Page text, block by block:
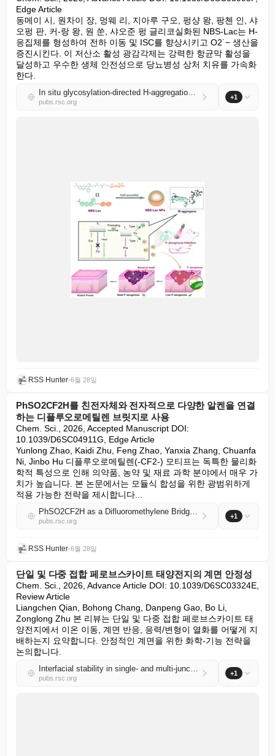
Edge Article
동메이 시, 원차이 장, 멍웨 리, 지아루 구오, 펑샹 왕, 팡첸 인, 샤
오펑 판, 커-랑 왕, 원 쑨, 샤오준 펑 글리코실화된 NBS-Lac는 H-
응집체를 형성하여 전하 이동 및 ISC를 향상시키고 O2˙− 생산을
증진시킨다. 이 저산소 활성 광감각제는 강력한 항균막 활성을
달성하고 우수한 생체 안전성으로 당뇨병성 상처 치유를 가속화
한다.
In situ glycosylation-directed H-aggregation of Type I photosensitizers for synergistic biofilm eradication and promoting diabetic wound healing
pubs.rsc.org
+1
RSS Hunter•6월 28일
PhSO2CF2H를 친전자체와 전자적으로 다양한 알켄을 연결
하는 디플루오로메틸렌 브릿지로 사용
Chem. Sci., 2026, Accepted Manuscript DOI:
10.1039/D6SC04911G, Edge Article
Yunlong Zhao, Kaidi Zhu, Feng Zhao, Yanxia Zhang, Chuanfa
Ni, Jinbo Hu 디플루오로메틸렌(-CF2-) 모티프는 독특한 물리화
학적 특성으로 인해 의약품, 농약 및 재료 과학 분야에서 매우 가
치가 높습니다. 본 논문에서는 모듈식 합성을 위한 광범위하게
적용 가능한 전략을 제시합니다...
PhSO2CF2H as a Difluoromethylene Bridge Connecting Electrophiles and Electronically Diverse Alkenes
pubs.rsc.org
+1
RSS Hunter•6월 28일
단일 및 다중 접합 페로브스카이트 태양전지의 계면 안정성
Chem. Sci., 2026, Advance Article DOI: 10.1039/D6SC03324E,
Review Article
Liangchen Qian, Bohong Chang, Danpeng Gao, Bo Li,
Zonglong Zhu 본 리뷰는 단일 및 다중 접합 페로브스카이트 태
양전지에서 이온 이동, 계면 반응, 응력/변형이 열화를 어떻게 지
배하는지 요약합니다. 안정적인 계면을 위한 화학-기능 전략을
논의합니다.
Interfacial stability in single- and multi-junction perovskite solar cells
pubs.rsc.org
+1